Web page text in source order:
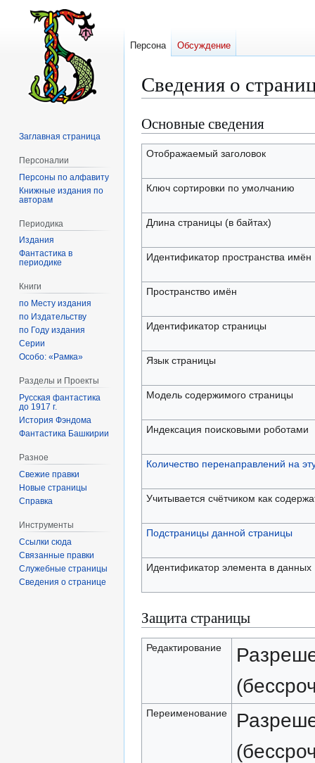
Сведения о
Перейти
к
навигации
Перейти
к
поиску
Основные сведения
Отображаемый заголовок
Ключ сортировки по умолчанию
Длина страницы (в байтах)
Идентификатор пространства имён
Пространство имён
Идентификатор страницы
Язык страницы
Модель содержимого страницы
Индексация поисковыми роботами
Количество перенаправлений на
Учитывается счётчиком как
Подстраницы данной страницы
Идентификатор элемента в данных
Защита страницы
Редактирование
Переименование
Персона Обсуждение
Заглавная страница
Персоналии
Персоны по алфавиту
Книжные издания по
авторам
Периодика
Издания
Фантастика в
периодике
Книги
по Месту издания
по Издательству
по Году издания
Серии
Особо: «Рамка»
Разделы и Проекты
Русская фантастика
до 1917 г.
История Фэндома
Фантастика Башкирии
Разное
Свежие правки
Новые страницы
Справка
Инструменты
Ссылки сюда
Связанные правки
Служебные страницы
Сведения о странице